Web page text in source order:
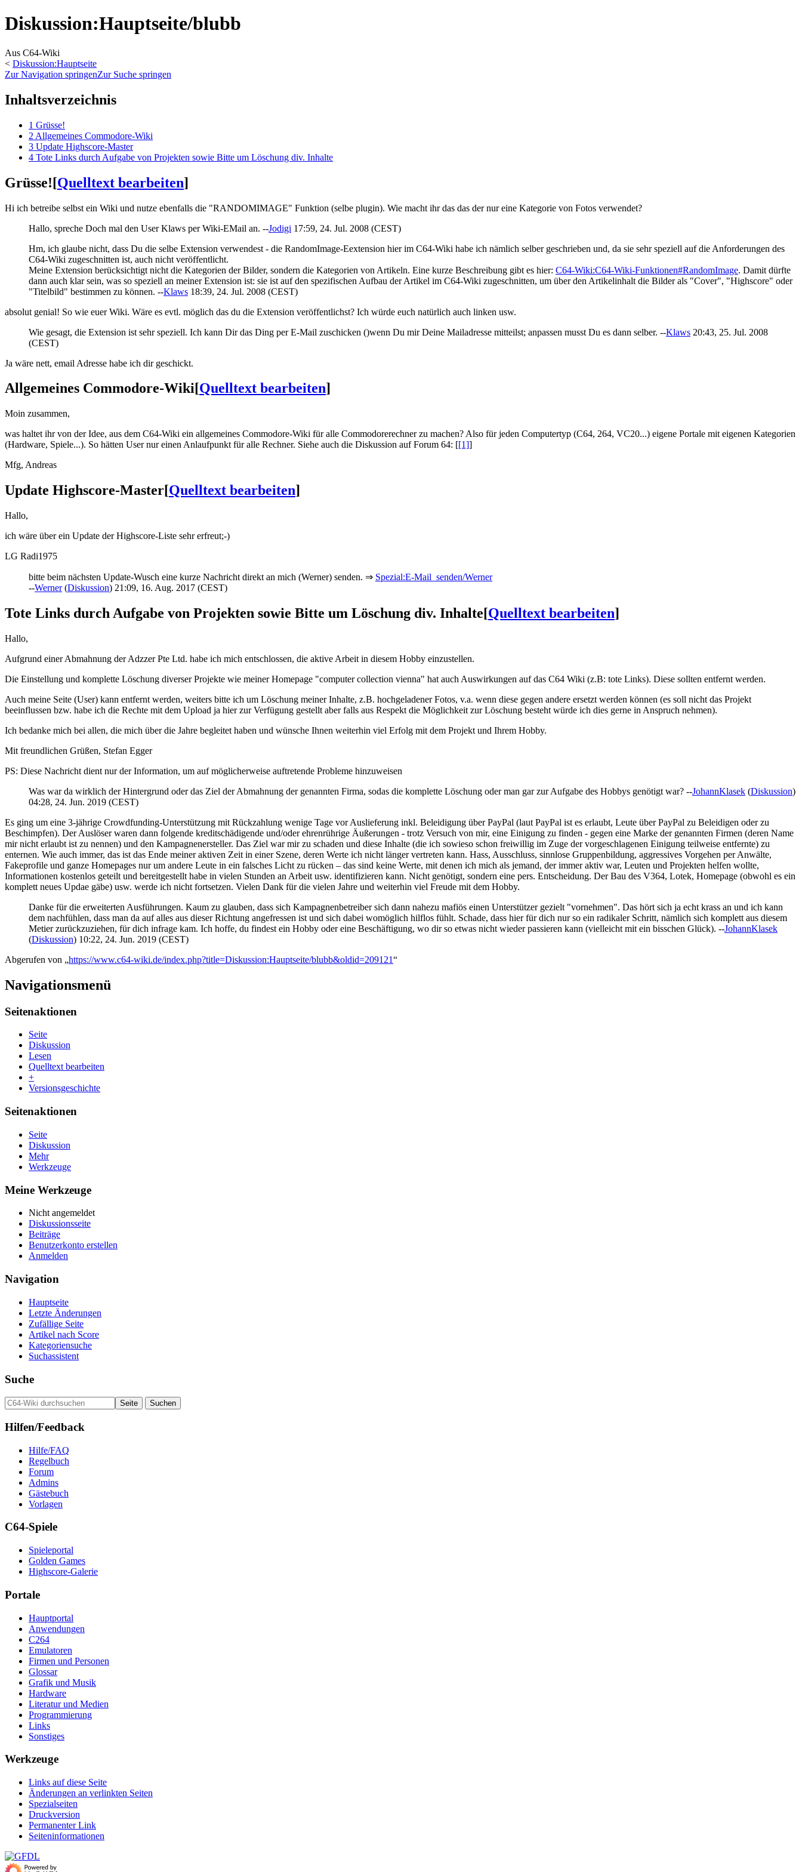
Diskussion:Hauptseite/blubb
Aus C64-Wiki
< Diskussion:Hauptseite
Zur Navigation springenZur Suche springen
Inhaltsverzeichnis
1 Grüsse!
2 Allgemeines Commodore-Wiki
3 Update Highscore-Master
4 Tote Links durch Aufgabe von Projekten sowie Bitte um Löschung div. Inhalte
Grüsse![Quelltext bearbeiten]
Hi ich betreibe selbst ein Wiki und nutze ebenfalls die "RANDOMIMAGE" Funktion (selbe plugin). Wie macht ihr das das der nur eine Kategorie von Fotos verwendet?
Hallo, spreche Doch mal den User Klaws per Wiki-EMail an. --Jodigi 17:59, 24. Jul. 2008 (CEST)
Hm, ich glaube nicht, dass Du die selbe Extension verwendest - die RandomImage-Eextension hier im C64-Wiki habe ich nämlich selber geschrieben und, da sie sehr speziell auf die Anforderungen des
C64-Wiki zugeschnitten ist, auch nicht veröffentlicht.
Meine Extension berücksichtigt nicht die Kategorien der Bilder, sondern die Kategorien von Artikeln. Eine kurze Beschreibung gibt es hier: C64-Wiki:C64-Wiki-Funktionen#RandomImage. Damit dürfte
dann auch klar sein, was so speziell an meiner Extension ist: sie ist auf den spezifischen Aufbau der Artikel im C64-Wiki zugeschnitten, um über den Artikelinhalt die Bilder als "Cover", "Highscore" oder
"Titelbild" bestimmen zu können. --Klaws 18:39, 24. Jul. 2008 (CEST)
absolut genial! So wie euer Wiki. Wäre es evtl. möglich das du die Extension veröffentlichst? Ich würde euch natürlich auch linken usw.
Wie gesagt, die Extension ist sehr speziell. Ich kann Dir das Ding per E-Mail zuschicken ()wenn Du mir Deine Mailadresse mitteilst; anpassen musst Du es dann selber. --Klaws 20:43, 25. Jul. 2008
(CEST)
Ja wäre nett, email Adresse habe ich dir geschickt.
Allgemeines Commodore-Wiki[Quelltext bearbeiten]
Moin zusammen,
was haltet ihr von der Idee, aus dem C64-Wiki ein allgemeines Commodore-Wiki für alle Commodorerechner zu machen? Also für jeden Computertyp (C64, 264, VC20...) eigene Portale mit eigenen Kategorien
(Hardware, Spiele...). So hätten User nur einen Anlaufpunkt für alle Rechner. Siehe auch die Diskussion auf Forum 64: [[1]]
Mfg, Andreas
Update Highscore-Master[Quelltext bearbeiten]
Hallo,
ich wäre über ein Update der Highscore-Liste sehr erfreut;-)
LG Radi1975
bitte beim nächsten Update-Wusch eine kurze Nachricht direkt an mich (Werner) senden. ⇒ Spezial:E-Mail_senden/Werner
--Werner(Diskussion) 21:09, 16. Aug. 2017 (CEST)
Tote Links durch Aufgabe von Projekten sowie Bitte um Löschung div. Inhalte[Quelltext bearbeiten]
Hallo,
Aufgrund einer Abmahnung der Adzzer Pte Ltd. habe ich mich entschlossen, die aktive Arbeit in diesem Hobby einzustellen.
Die Einstellung und komplette Löschung diverser Projekte wie meiner Homepage "computer collection vienna" hat auch Auswirkungen auf das C64 Wiki (z.B: tote Links). Diese sollten entfernt werden.
Auch meine Seite (User) kann entfernt werden, weiters bitte ich um Löschung meiner Inhalte, z.B. hochgeladener Fotos, v.a. wenn diese gegen andere ersetzt werden können (es soll nicht das Projekt
beeinflussen bzw. habe ich die Rechte mit dem Upload ja hier zur Verfügung gestellt aber falls aus Respekt die Möglichkeit zur Löschung besteht würde ich dies gerne in Anspruch nehmen).
Ich bedanke mich bei allen, die mich über die Jahre begleitet haben und wünsche Ihnen weiterhin viel Erfolg mit dem Projekt und Ihrem Hobby.
Mit freundlichen Grüßen, Stefan Egger
PS: Diese Nachricht dient nur der Information, um auf möglicherweise auftretende Probleme hinzuweisen
Was war da wirklich der Hintergrund oder das Ziel der Abmahnung der genannten Firma, sodas die komplette Löschung oder man gar zur Aufgabe des Hobbys genötigt war? --JohannKlasek (Diskussion)
04:28, 24. Jun. 2019 (CEST)
Es ging um eine 3-jährige Crowdfunding-Unterstützung mit Rückzahlung wenige Tage vor Auslieferung inkl. Beleidigung über PayPal (laut PayPal ist es erlaubt, Leute über PayPal zu Beleidigen oder zu
Beschimpfen). Der Auslöser waren dann folgende kreditschädigende und/oder ehrenrührige Äußerungen - trotz Versuch von mir, eine Einigung zu finden - gegen eine Marke der genannten Firmen (deren Name
mir nicht erlaubt ist zu nennen) und den Kampagnenersteller. Das Ziel war mir zu schaden und diese Inhalte (die ich sowieso schon freiwillig im Zuge der vorgeschlagenen Einigung teilweise entfernte) zu
enternen. Wie auch immer, das ist das Ende meiner aktiven Zeit in einer Szene, deren Werte ich nicht länger vertreten kann. Hass, Ausschluss, sinnlose Gruppenbildung, aggressives Vorgehen per Anwälte,
Fakeprofile und ganze Homepages nur um andere Leute in ein falsches Licht zu rücken – das sind keine Werte, mit denen ich mich als jemand, der immer aktiv war, Leuten und Projekten helfen wollte,
Informationen kostenlos geteilt und bereitgestellt habe in vielen Stunden an Arbeit usw. identifizieren kann. Nicht genötigt, sondern eine pers. Entscheidung. Der Bau des V364, Lotek, Homepage (obwohl es ein
komplett neues Updae gäbe) usw. werde ich nicht fortsetzen. Vielen Dank für die vielen Jahre und weiterhin viel Freude mit dem Hobby.
Danke für die erweiterten Ausführungen. Kaum zu glauben, dass sich Kampagnenbetreiber sich dann nahezu mafiös einen Unterstützer gezielt "vornehmen". Das hört sich ja echt krass an und ich kann
dem nachfühlen, dass man da auf alles aus dieser Richtung angefressen ist und sich dabei womöglich hilflos fühlt. Schade, dass hier für dich nur so ein radikaler Schritt, nämlich sich komplett aus diesem
Metier zurückzuziehen, für dich infrage kam. Ich hoffe, du findest ein Hobby oder eine Beschäftigung, wo dir so etwas nicht wieder passieren kann (vielleicht mit ein bisschen Glück). --JohannKlasek
(Diskussion) 10:22, 24. Jun. 2019 (CEST)
Abgerufen von „https://www.c64-wiki.de/index.php?title=Diskussion:Hauptseite/blubb&oldid=209121“
Navigationsmenü
Seitenaktionen
Seite
Diskussion
Lesen
Quelltext bearbeiten
+
Versionsgeschichte
Seitenaktionen
Seite
Diskussion
Mehr
Werkzeuge
Meine Werkzeuge
Nicht angemeldet
Diskussionsseite
Beiträge
Benutzerkonto erstellen
Anmelden
Navigation
Hauptseite
Letzte Änderungen
Zufällige Seite
Artikel nach Score
Kategoriensuche
Suchassistent
Suche
Hilfen/Feedback
Hilfe/FAQ
Regelbuch
Forum
Admins
Gästebuch
Vorlagen
C64-Spiele
Spieleportal
Golden Games
Highscore-Galerie
Portale
Hauptportal
Anwendungen
C264
Emulatoren
Firmen und Personen
Glossar
Grafik und Musik
Hardware
Literatur und Medien
Programmierung
Links
Sonstiges
Werkzeuge
Links auf diese Seite
Änderungen an verlinkten Seiten
Spezialseiten
Druckversion
Permanenter Link
Seiten­­informationen